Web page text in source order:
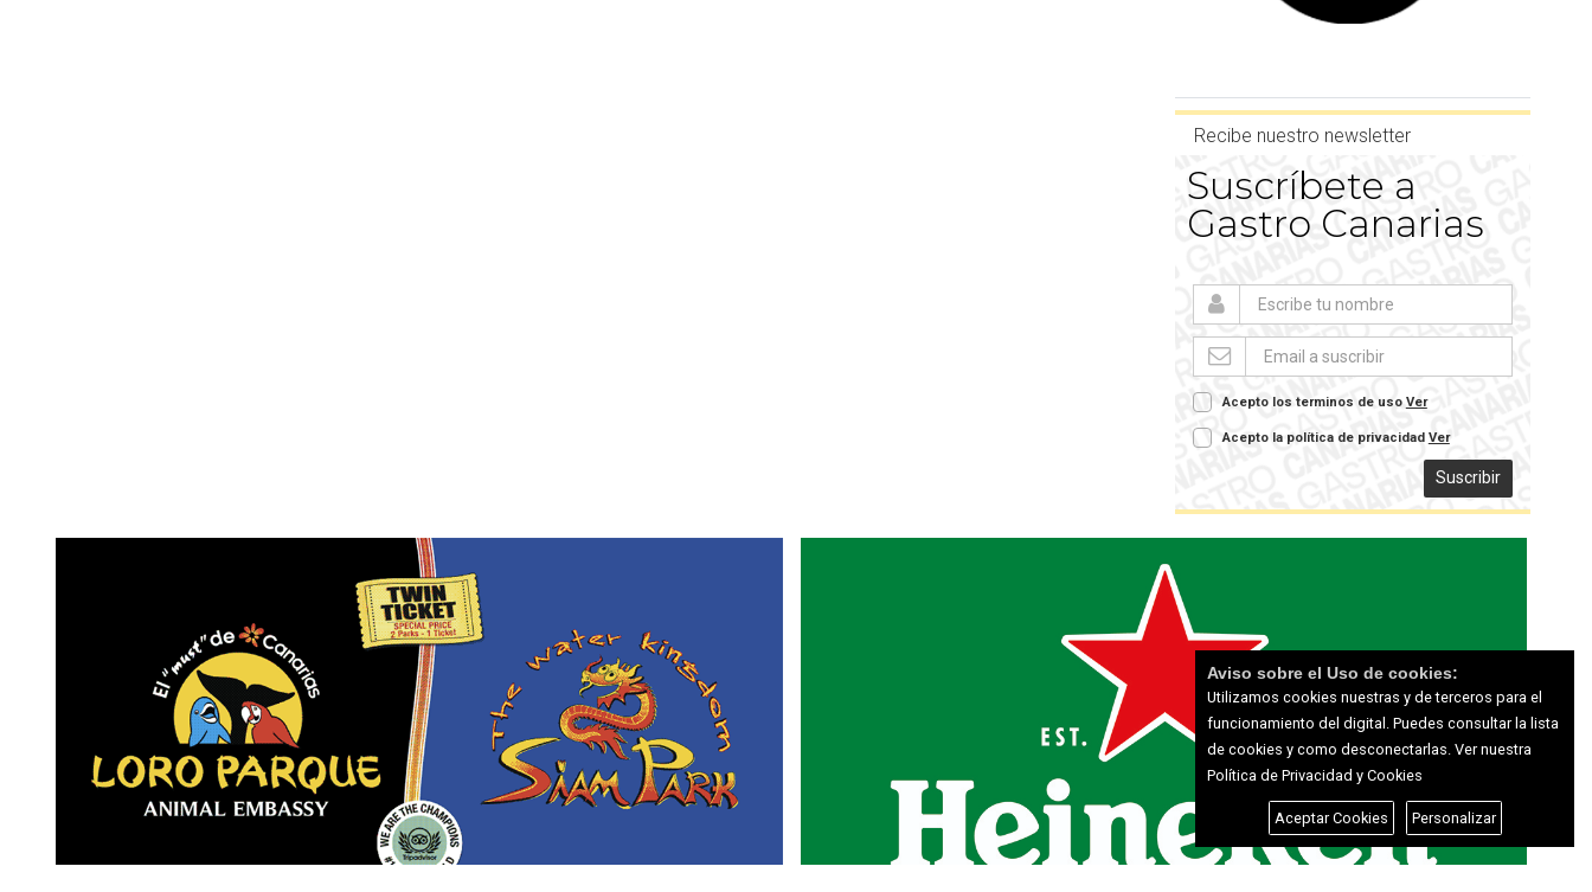
Recibe nuestro newsletter
Suscríbete a
Gastro Canarias
Acepto los terminos de uso Ver
Acepto la política de privacidad Ver
Suscribir
Aviso sobre el Uso de cookies:
Utilizamos cookies nuestras y de terceros para el
funcionamiento del digital. Puedes consultar la lista
de cookies y como desconectarlas. Ver nuestra
Política de Privacidad y Cookies
Aceptar Cookies Personalizar